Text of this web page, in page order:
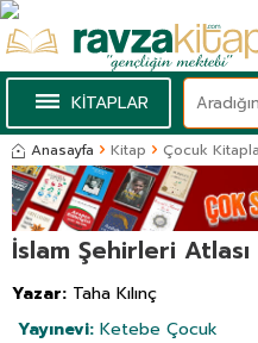
KİTAPLAR
Anasayfa Kitap Çocuk
İslam Şehirleri Atlası
Yazar: Taha Kılınç
Yayınevi: Ketebe Çocuk